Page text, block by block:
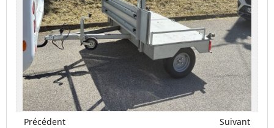
Précédent Suivant